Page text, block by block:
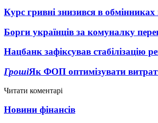
Курс гривні знизився в
Борги українців за комуналку
Нацбанк зафіксував стабілізацію
ГрошіЯк ФОП оптимізувати
Читати коментарі
Новини фінансів